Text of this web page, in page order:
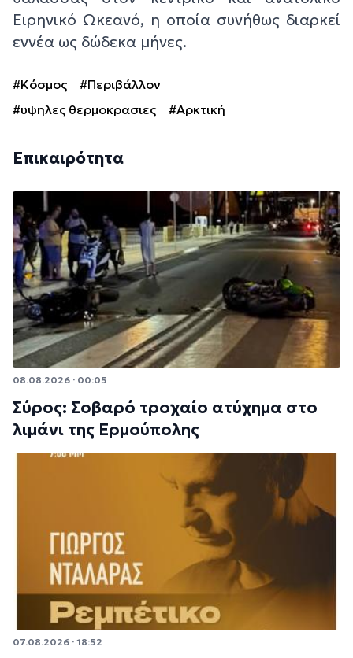
Ειρηνικό Ωκεανό, η οποία συνήθως διαρκεί
εννέα ως δώδεκα μήνες.
#Κόσμος
#Περιβάλλον
#υψηλες θερμοκρασιες
#Αρκτική
Επικαιρότητα
08.08.2026 · 00:05
Σύρος: Σοβαρό τροχαίο ατύχημα στο
λιμάνι της Ερμούπολης
07.08.2026 · 18:52